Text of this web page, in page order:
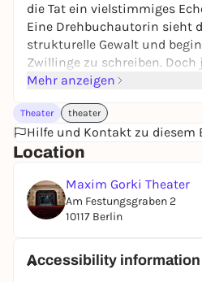
die Tat ein vielstimmiges
Eine Drehbuchautorin sieht
strukturelle Gewalt und
Zwillinge zu schreiben. Doch
eintaucht, desto mehr
Geschichte zu machen und
Ganze« offenzulegen.
wie ein Panoptikum, eine
Stimmen, ein Fahrgeschäft,
Stück untersucht die fragilen
Deutungshoheit und
Mehr anzeigen
Theater theater
Hilfe und Kontakt zu diesem
Location
Maxim Gorki Theater
Am Festungsgraben 2
10117 Berlin
Accessibility information